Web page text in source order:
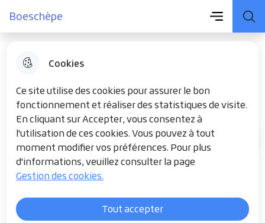
Cookies
Ce site utilise des cookies pour assurer le bon
fonctionnement et réaliser des statistiques de visite.
En cliquant sur Accepter, vous consentez à
l'utilisation de ces cookies. Vous pouvez à tout
moment modifier vos préférences. Pour plus
d'informations, veuillez consulter la page
Gestion des cookies.
Tout accepter
Aller
au
menu recherche principal
Consulter
le plan du
site
BoeschèpeBoeschèpe Menu
Salles privées
Accueil MON QUOTIDIEN
salles privées